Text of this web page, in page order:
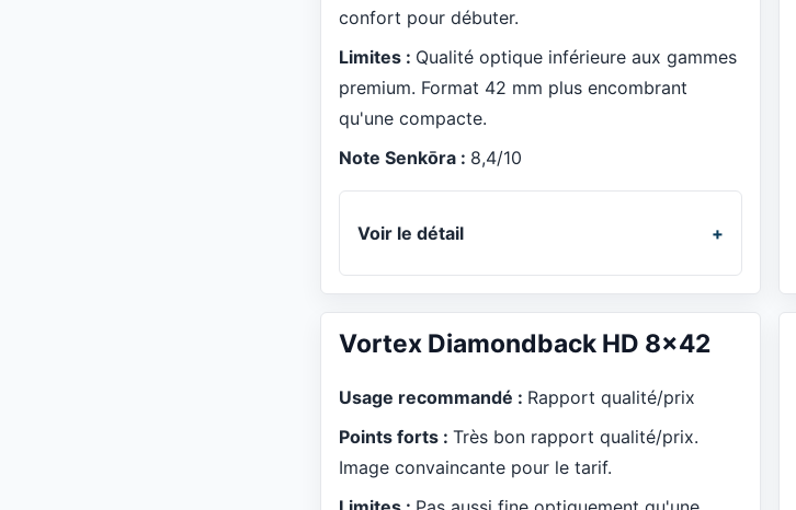
confort pour débuter.
Limites : Qualité optique inférieure aux gammes
premium. Format 42 mm plus encombrant
qu'une compacte.
Note Senkōra : 8,4/10
Voir le détail
Vortex Diamondback HD 8x42
Usage recommandé : Rapport qualité/prix
Points forts : Très bon rapport qualité/prix.
Image convaincante pour le tarif.